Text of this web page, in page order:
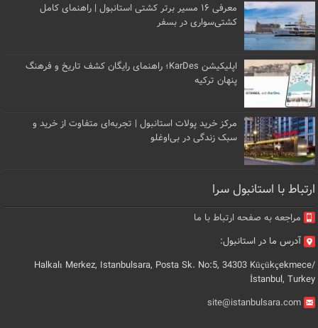
معرفی ۱۶ مسیر برتر کشتی استانبول | راهنمای کامل
کشتی‌سواری در بسفر
اپلیکیشن KarDes؛ راهنمای رایگان کشف تاریخ و فرهنگ
پنهان ترکیه
مرکز خرید پولات استانبول | تجربه‌ای متفاوت از خرید و
سبک زندگی در بی‌اوغلو
ارتباط با استانبول سرا
مراجعه به صفحه ارتباط با ما
آدرس ما در استانبول:
Halkalı Merkez, Istanbulsara, Posta Sk. No:5, 34303 Küçükçekmece/
İstanbul, Turkey
site@istanbulsara.com